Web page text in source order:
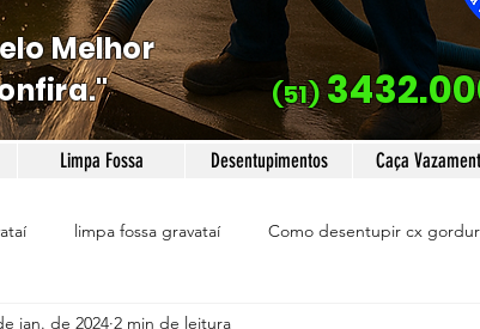
Melhor
Limpa Fossa Desentupimentos Caça
limpa fossa gravataí Como desentupir cx
jan. de 2024 2 min de leitura
(51)